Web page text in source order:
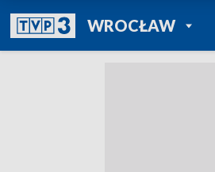
WROCŁAWPOWRÓT DO
TVP REGIONY